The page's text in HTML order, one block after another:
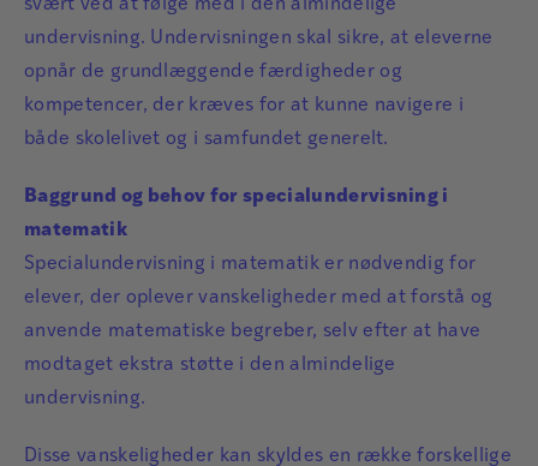
svært ved at følge med i den almindelige
undervisning. Undervisningen skal sikre, at eleverne
opnår de grundlæggende færdigheder og
kompetencer, der kræves for at kunne navigere i
både skolelivet og i samfundet generelt.
Baggrund og behov for specialundervisning i
matematik
Specialundervisning i matematik er nødvendig for
elever, der oplever vanskeligheder med at forstå og
anvende matematiske begreber, selv efter at have
modtaget ekstra støtte i den almindelige
undervisning.
Disse vanskeligheder kan skyldes en række forskellige